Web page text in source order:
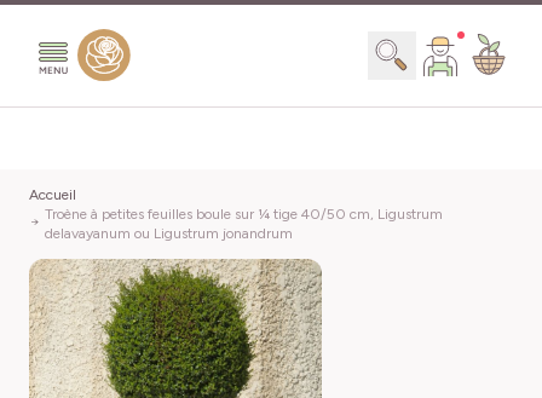
Chercher
Accueil
Troène à petites feuilles boule sur ¼ tige 40/50 cm, Ligustrum
delavayanum ou Ligustrum jonandrum